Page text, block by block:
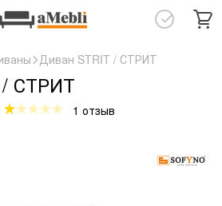
Диван STRIT / СТРИТ
СТРИТ
1 отзыв